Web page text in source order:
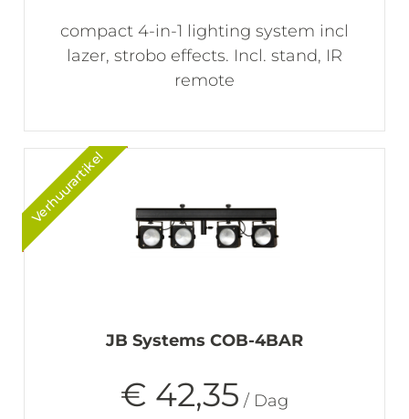
compact 4-in-1 lighting system incl
lazer, strobo effects. Incl. stand, IR
remote
JB Systems COB-4BAR
€ 42,35 / Dag
Verhuurartikel